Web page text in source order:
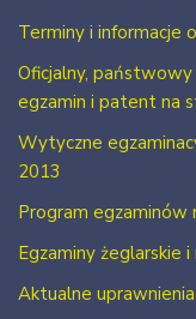
Terminy i informacje
Oficjalny,
egzamin i patent na
Wytyczne
2013
Program egzaminów
Egzaminy żeglarskie
Aktualne